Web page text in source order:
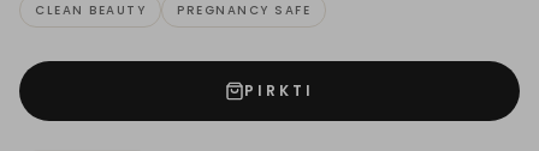
CLEAN BEAUTY
PREGNANCY SAFE
PIRKTI